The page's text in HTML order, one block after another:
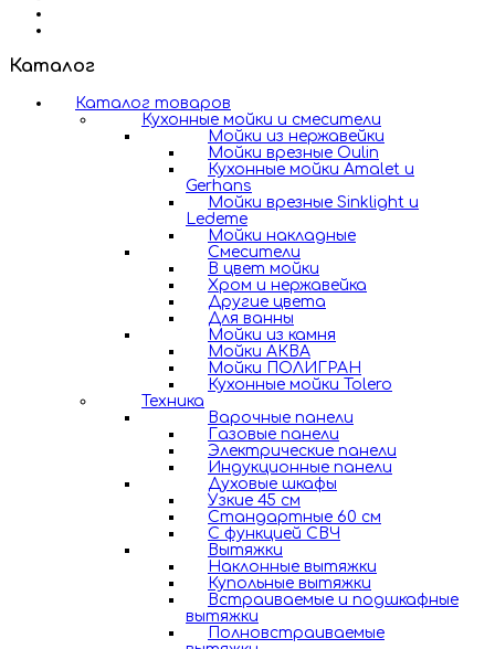
Каталог
Каталог товаров
Кухонные мойки и смесители
Мойки из нержавейки
Мойки врезные Oulin
Кухонные мойки Amalet и
Gerhans
Мойки врезные Sinklight и
Ledeme
Мойки накладные
Смесители
В цвет мойки
Хром и нержавейка
Другие цвета
Для ванны
Мойки из камня
Мойки АКВА
Мойки ПОЛИГРАН
Кухонные мойки Tolero
Техника
Варочные панели
Газовые панели
Электрические панели
Индукционные панели
Духовые шкафы
Узкие 45 см
Стандартные 60 см
С функцией СВЧ
Вытяжки
Наклонные вытяжки
Купольные вытяжки
Встраиваемые и подшкафные
вытяжки
Полновстраиваемые